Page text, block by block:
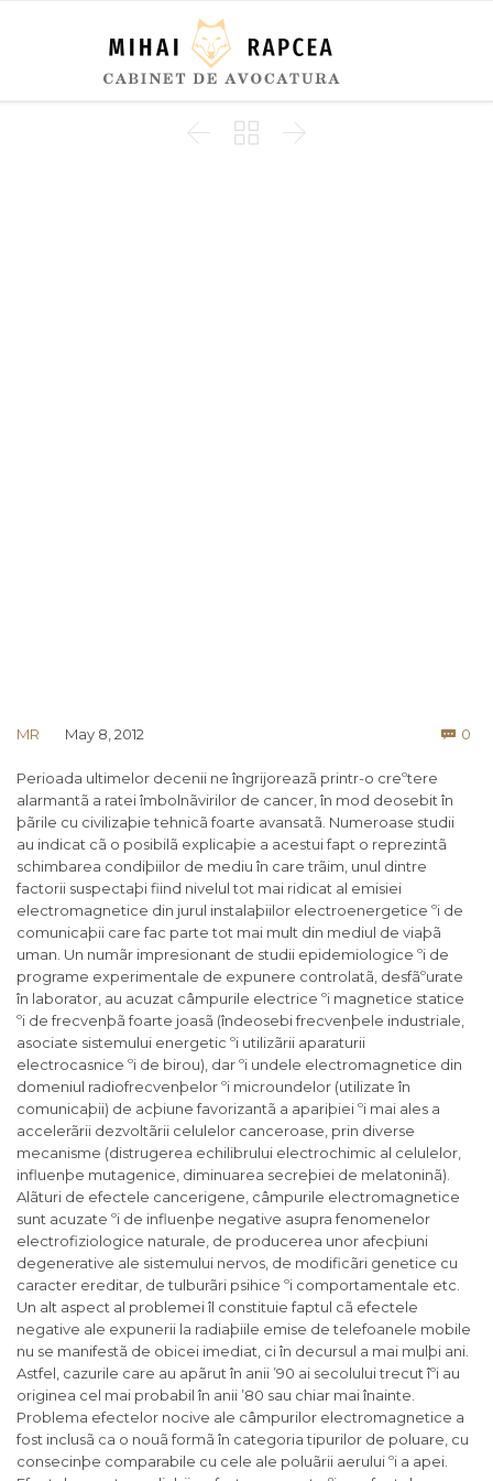
  
MR May 8, 2012  0
Perioada ultimelor decenii ne îngrijoreazã printr-o creºtere
alarmantã a ratei îmbolnãvirilor de cancer, în mod deosebit în
þãrile cu civilizaþie tehnicã foarte avansatã. Numeroase studii
au indicat cã o posibilã explicaþie a acestui fapt o reprezintã
schimbarea condiþiilor de mediu în care trãim, unul dintre
factorii suspectaþi fiind nivelul tot mai ridicat al emisiei
electromagnetice din jurul instalaþiilor electroenergetice ºi de
comunicaþii care fac parte tot mai mult din mediul de viaþã
uman. Un numãr impresionant de studii epidemiologice ºi de
programe experimentale de expunere controlatã, desfãºurate
în laborator, au acuzat câmpurile electrice ºi magnetice statice
ºi de frecvenþã foarte joasã (îndeosebi frecvenþele industriale,
asociate sistemului energetic ºi utilizãrii aparaturii
electrocasnice ºi de birou), dar ºi undele electromagnetice din
domeniul radiofrecvenþelor ºi microundelor (utilizate în
comunicaþii) de acþiune favorizantã a apariþiei ºi mai ales a
accelerãrii dezvoltãrii celulelor canceroase, prin diverse
mecanisme (distrugerea echilibrului electrochimic al celulelor,
influenþe mutagenice, diminuarea secreþiei de melatoninã).
Alãturi de efectele cancerigene, câmpurile electromagnetice
sunt acuzate ºi de influenþe negative asupra fenomenelor
electrofiziologice naturale, de producerea unor afecþiuni
degenerative ale sistemului nervos, de modificãri genetice cu
caracter ereditar, de tulburãri psihice ºi comportamentale etc.
Un alt aspect al problemei îl constituie faptul cã efectele
negative ale expunerii la radiaþiile emise de telefoanele mobile
nu se manifestã de obicei imediat, ci în decursul a mai mulþi ani.
Astfel, cazurile care au apãrut în anii ’90 ai secolului trecut îºi au
originea cel mai probabil în anii ’80 sau chiar mai înainte.
Problema efectelor nocive ale câmpurilor electromagnetice a
fost inclusã ca o nouã formã în categoria tipurilor de poluare, cu
consecinþe comparabile cu cele ale poluãrii aerului ºi a apei.